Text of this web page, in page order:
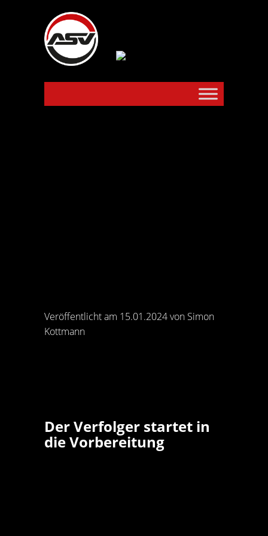
Veröffentlicht am 15.01.2024 von Simon
Kottmann
Der Verfolger startet in
die Vorbereitung